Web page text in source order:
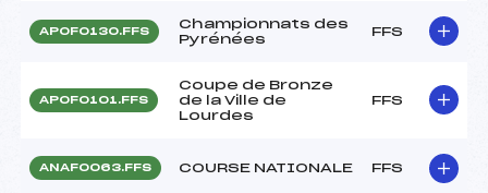
APOF0130.FFS
Championnats des
Pyrénées
FFS
APOF0101.FFS
Coupe de Bronze
de la Ville de
Lourdes
FFS
ANAF0063.FFS COURSE NATIONALE FFS